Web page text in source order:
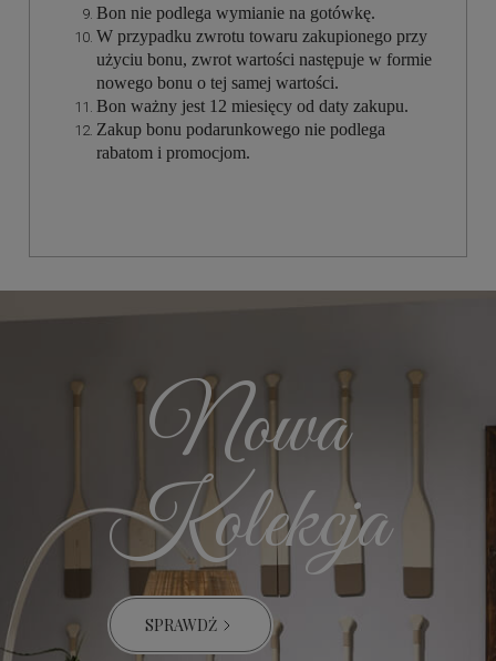
Bon nie podlega wymianie na gotówkę.
W przypadku zwrotu towaru zakupionego przy
użyciu bonu, zwrot wartości następuje w formie
nowego bonu o tej samej wartości.
Bon ważny jest 12 miesięcy od daty zakupu.
Zakup bonu podarunkowego nie podlega
rabatom i promocjom.
Nowa
Kolekcja
SPRAWDŹ